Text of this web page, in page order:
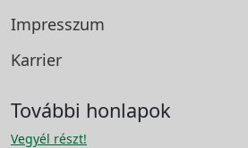
Impresszum
Karrier
További honlapok
Vegyél részt!